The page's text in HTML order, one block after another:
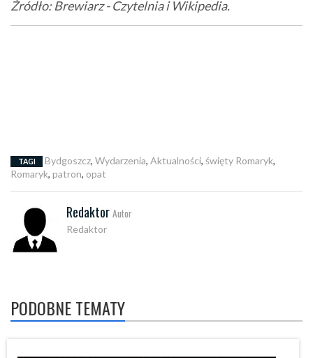
Źródło: Brewiarz - Czytelnia i Wikipedia.
TAGI Bydgoszcz, Wydarzenia, Aktualności, święty Romaryk,
Romaryk, patron, opat
Redaktor Autor
Redaktor
PODOBNE TEMATY